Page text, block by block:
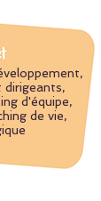
dirigeants,
d'équipe,
de vie,